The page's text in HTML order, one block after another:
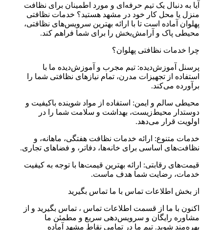
آیا به دنبال یک تیم حرفه‌ای و مورد اطمینان برای نظافت
منزل یا محل کار خود در مشهد هستید؟ خدمات نظافتی
پهلوان آماده است تا با ارائه بهترین سرویس‌های نظافتی،
محیطی پاک و آرامش‌بخش را برای شما فراهم کند.
چرا خدمات نظافتی پهلوان؟
پرسنل آموزش‌دیده: تیم مجرب و آموزش‌دیده ما با
استفاده از تجهیزات مدرن، تمام نیازهای نظافتی شما را
برآورده می‌کند.
محیطی سالم و ایمن: استفاده از مواد شوینده باکیفیت و
دوستدار محیط‌زیست، بهداشت و سلامت شما را در
اولویت قرار می‌دهد.
خدمات متنوع: ارائه خدمات نظافت هفتگی، ماهانه، و
نظافت‌های اساسی برای خانه‌ها، دفاتر، و فضاهای تجاری.
قیمت‌های رقابتی: ارائه بهترین قیمت‌ها با توجه به کیفیت
خدمات، رضایت شما هدف ماست.
از بخش اطلاعات تماس با ما تماس بگیرید
اکنون با ما از قسمت اطلاعات تماس ، تماس بگیرید و از
مشاوره رایگان و سرویس‌دهی سریع و مطمئن ما
بهره‌مند شوید. تیم ما در تمامی نقاط مشهد آماده